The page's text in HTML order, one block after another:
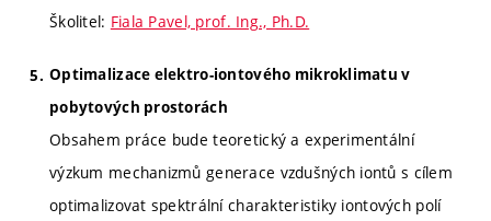
Školitel: Fiala Pavel, prof. Ing., Ph.D.
Optimalizace elektro-iontového mikroklimatu v
pobytových prostorách
Obsahem práce bude teoretický a experimentální
výzkum mechanizmů generace vzdušných iontů s cílem
optimalizovat spektrální charakteristiky iontových polí